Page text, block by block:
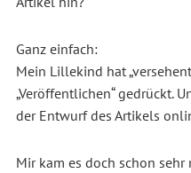
Ganz einfach:
Mein Lillekind hat
„Veröffentlichen“ gedrückt.
der Entwurf des Artikels
Mir kam es doch schon